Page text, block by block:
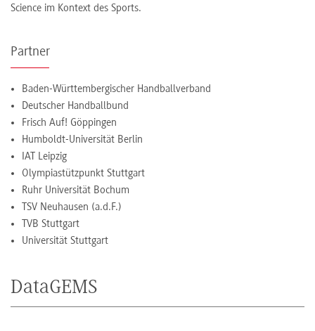
Science im Kontext des Sports.
Partner
Baden-Württembergischer Handballverband
Deutscher Handballbund
Frisch Auf! Göppingen
Humboldt-Universität Berlin
IAT Leipzig
Olympiastützpunkt Stuttgart
Ruhr Universität Bochum
TSV Neuhausen (a.d.F.)
TVB Stuttgart
Universität Stuttgart
DataGEMS